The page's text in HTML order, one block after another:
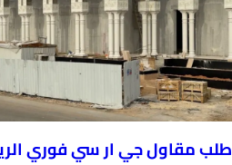
طلب مقاول جي ار سي فوري